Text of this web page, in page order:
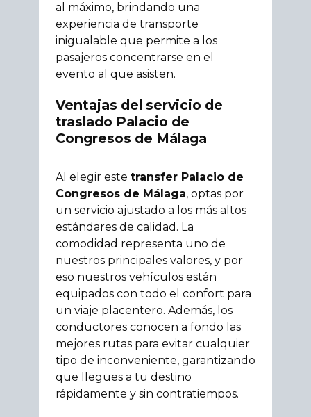
al máximo, brindando una
experiencia de transporte
inigualable que permite a los
pasajeros concentrarse en el
evento al que asisten.
Ventajas del servicio de
traslado Palacio de
Congresos de Málaga
Al elegir este transfer Palacio de
Congresos de Málaga, optas por
un servicio ajustado a los más altos
estándares de calidad. La
comodidad representa uno de
nuestros principales valores, y por
eso nuestros vehículos están
equipados con todo el confort para
un viaje placentero. Además, los
conductores conocen a fondo las
mejores rutas para evitar cualquier
tipo de inconveniente, garantizando
que llegues a tu destino
rápidamente y sin contratiempos.